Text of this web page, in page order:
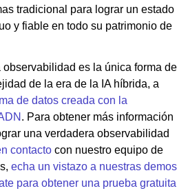
tradicional para lograr un estado
y fiable en todo su patrimonio de
observabilidad es la única forma de
de la era de la IA híbrida, a
de datos creada con la
. Para obtener más información
una verdadera observabilidad
contacto con nuestro equipo de
echa un vistazo a nuestras demos
para obtener una prueba gratuita